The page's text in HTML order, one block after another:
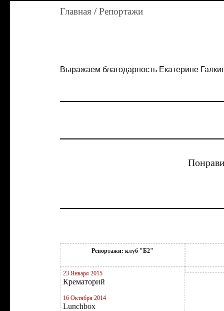
Главная /Репортажи
Выражаем благодарность Екатерине
Репортажи: клуб "Б2"
23 Января 2015
Крематорий
16 Октября 2014
Lunchbox